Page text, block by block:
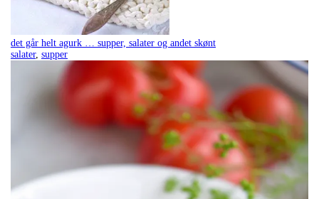
det går helt agurk … supper, salater og andet skønt
salater, supper